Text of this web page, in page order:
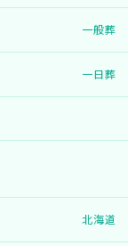
一般葬
一日葬
北海道